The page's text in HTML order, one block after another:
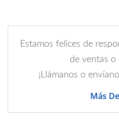
Estamos felices de
de ventas o
¡Llámanos o
Más